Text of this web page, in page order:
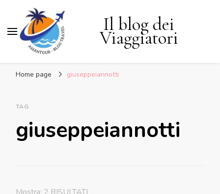
Il blog dei
Viaggiatori
Home page giuseppeiannotti
TAG
giuseppeiannotti